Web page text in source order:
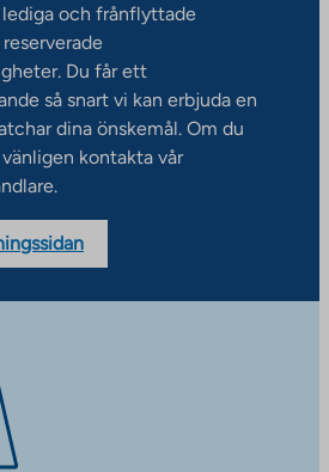
lediga och frånflyttade
Du får ett
så snart vi kan erbjuda en
dina önskemål. Om du
kontakta vår